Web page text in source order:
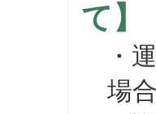
て】
・運
場